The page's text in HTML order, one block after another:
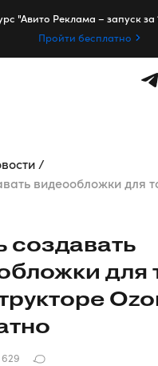
"Авито Реклама – запуск за
Пройти бесплатно
видеообложки для
создавать
для
629